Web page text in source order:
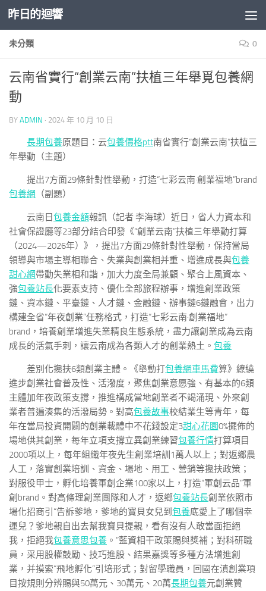
Skip to content
昨日的迴響
未分類 0
云南省實行“創業云南”扶植三年舉覓包養網
動
BY ADMIN · 2024 年 10 月 10 日
長期包養原題目：云包養價格ptt南省實行“創業云南”扶植三
年舉動（主題）
提出7方面29條針對性舉動，打造“七彩云南·創業福地”brand
包養網
（副題）
云南日包養金額報訊（記者 李海球）近日，省人力資本和
社會保證廳等23部分結合印發《“創業云南”扶植三年舉動打算
（2024—2026年）》，提出7方面29條針對性舉動，保持當局
領導與市場主導相聯合、失業與創業相并重、增進成長與包養
甜心網帶動失業相和諧，加大力度全局兼顧、聚合上風資本、
強包養站長化要素支持、優化全部旅程辦事，增進創業政策
鏈、資本鏈、平臺鏈、人才鏈、金融鏈、辦事鏈6鏈融會，出力
構建全省“年夜創業”任務格式，打造“七彩云南·創業福地”
brand，培養創業增進失業精良生態系統，盡力讓創業成為云南
成長的活氣手刺，讓云南成為各類人才的創業熱土。 包養
差別化攙扶6類創業主體。《舉動打包養網車馬費算》繚繞
進步創業社會普及性、活潑度，聚焦創業意愿強、有基本的6類
主體加年夜政策支撐，推進構成當地創業者不竭涌現、外來創
業者普遍湊集的活潑局勢。對高包養故事校結業生等青年，每
年在當局投資開闢的創業載體中不花錢設定3甜心花園0%擺佈的
場地供其創業，每年立項支撐立異創業練習包養行情打算項目
2000項以上，每年組織年夜先生創業培訓1萬人以上；對返鄉農
人工，落實創業培訓、資金、場地、用工、營銷等攙扶政策；
對服役甲士，孵化培養軍創企業100家以上，打造“軍創云品”軍
創brand。對高條理創業團隊和人才，返鄉包養站長創業依照市
場化招商引“告訴爹地，爹地的寶貝女兒到 包養底愛上了哪個幸
運兒？爹地親自出去幫我寶貝提親，看有沒有人敢當面拒絕
我，拒絕我包養意思包養 。”藍資相干政策賜與獎補；對科研職
員，采用股權鼓勵、技巧進股、結果嘉獎等多種方法增進創
業，并摸索“飛地孵化”引培形式；對留學職員，回國在滇創業項
目按規則分辨賜與50萬元、30萬元、20萬長期包養元創業贊